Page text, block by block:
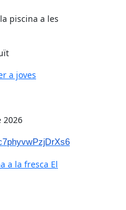
piscina a les
a joves
2026
a la fresca El